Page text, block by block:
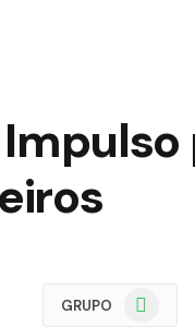
GRUPO WhatsApp